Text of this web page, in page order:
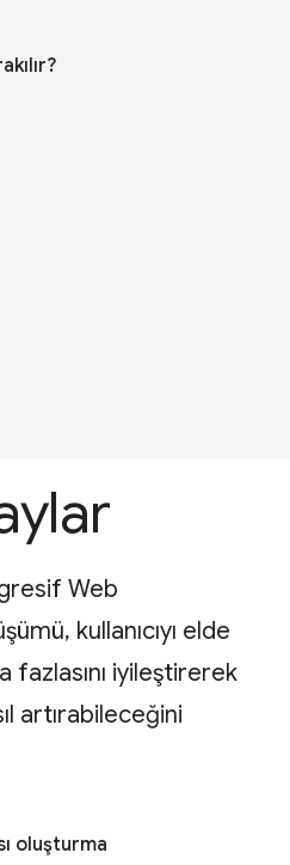
Web
kullanıcıyı elde
fazlasını iyileştirerek
artırabileceğini
oluşturma